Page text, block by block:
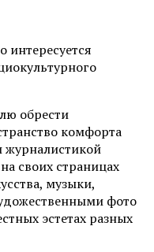
интересуется
обрести
комфорта
журналистикой
своих страницах
музыки,
фото
эстетах разных